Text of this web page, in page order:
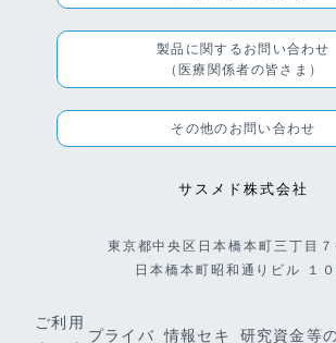
製品に関するお問い合わせ
（医療関係者の皆さま）
その他のお問い合わせ
サスメド株式会社
東京都中央区日本橋本町三丁目７
日本橋本町昭和通りビル １
ご利用
プライバ 情報セキ 研究資金等